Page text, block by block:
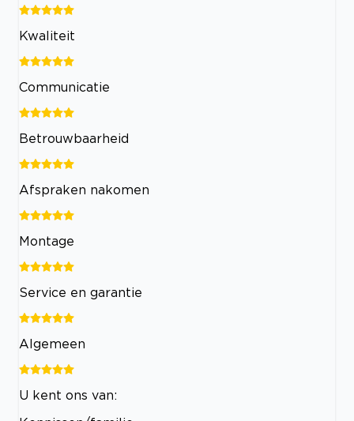
Kwaliteit
Communicatie
Betrouwbaarheid
Afspraken nakomen
Montage
Service en garantie
Algemeen
U kent ons van: